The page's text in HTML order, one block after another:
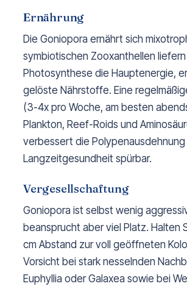
Ernährung
Die Goniopora ernährt sich
symbiotischen Zooxanthellen
Photosynthese die Hauptenergie,
gelöste Nährstoffe. Eine
(3-4x pro Woche, am besten
Plankton, Reef-Roids und
verbessert die Polypenausdehnung
Langzeitgesundheit spürbar.
Vergesellschaftung
Goniopora ist selbst wenig
beansprucht aber viel Platz. Halten
cm Abstand zur voll geöffneten
Vorsicht bei stark nesselnden
Euphyllia oder Galaxea sowie bei